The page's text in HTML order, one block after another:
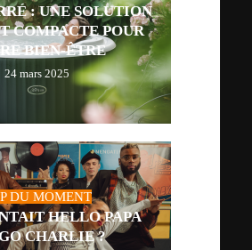
: UNE SOLUTION
COMPACTE POUR
BIEN-ÊTRE
24 mars 2025
DU MOMENT
HELLO PAPA
CHARLIE ?